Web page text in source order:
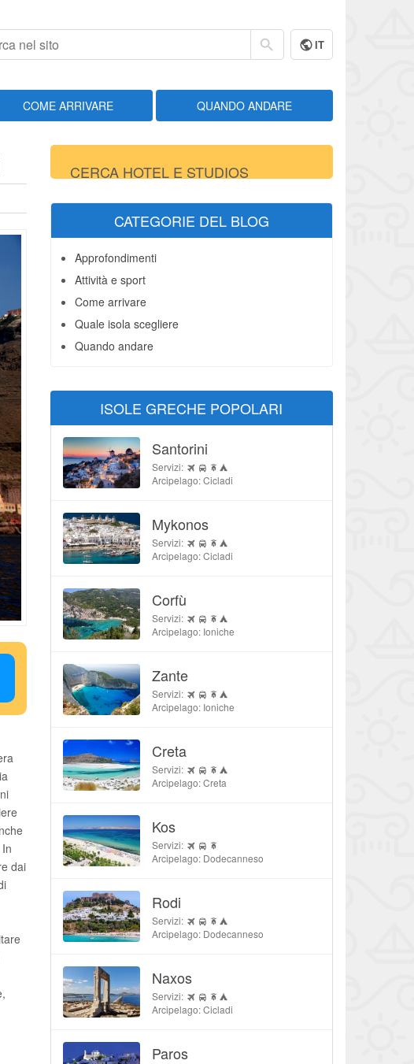
IT
COME ARRIVARE QUANDO ANDARE
dai
CERCA HOTEL E STUDIOS
CATEGORIE DEL BLOG
Approfondimenti
Attività e sport
Come arrivare
Quale isola scegliere
Quando andare
ISOLE GRECHE POPOLARI
Santorini
Servizi:
Arcipelago: Cicladi
Mykonos
Servizi:
Arcipelago: Cicladi
Corfù
Servizi:
Arcipelago: Ioniche
Zante
Servizi:
Arcipelago: Ioniche
Creta
Servizi:
Arcipelago: Creta
Kos
Servizi:
Arcipelago: Dodecanneso
Rodi
Servizi:
Arcipelago: Dodecanneso
Naxos
Servizi:
Arcipelago: Cicladi
Paros